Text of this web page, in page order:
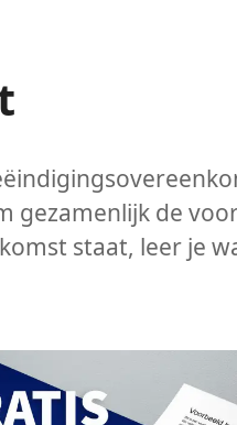
gezamenlijk de
staat, leer je